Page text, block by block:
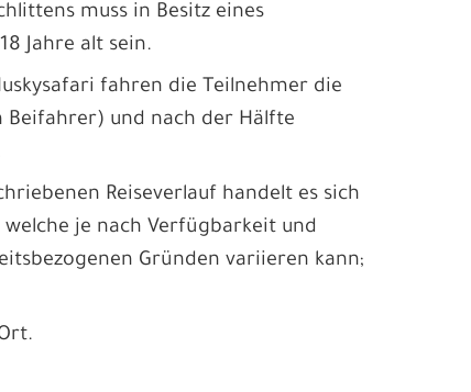
muss in Besitz eines
Jahre alt sein.
fahren die Teilnehmer die
Beifahrer) und nach der Hälfte
Reiseverlauf handelt es sich
je nach Verfügbarkeit und
Gründen variieren kann;